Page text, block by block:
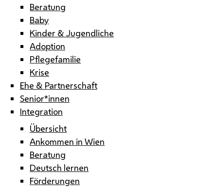
Beratung
Baby
Kinder & Jugendliche
Adoption
Pflegefamilie
Krise
Ehe & Partnerschaft
Senior*innen
Integration
Übersicht
Ankommen in Wien
Beratung
Deutsch lernen
Förderungen